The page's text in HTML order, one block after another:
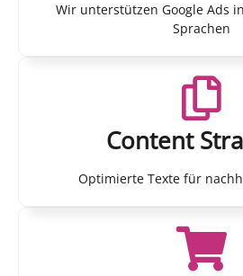
Wir unterstützen Google Ads
Sprachen
Content
Optimierte Texte für